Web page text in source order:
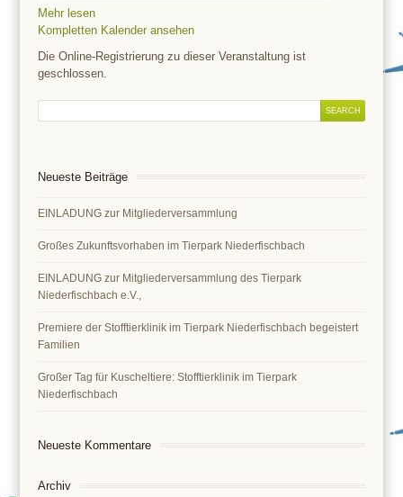
Mehr lesen
Kompletten Kalender ansehen
Die Online-Registrierung zu dieser Veranstaltung ist
geschlossen.
Neueste Beiträge
EINLADUNG zur Mitgliederversammlung
Großes Zukunftsvorhaben im Tierpark Niederfischbach
EINLADUNG zur Mitgliederversammlung des Tierpark
Niederfischbach e.V.,
Premiere der Stofftierklinik im Tierpark Niederfischbach begeistert
Familien
Großer Tag für Kuscheltiere: Stofftierklinik im Tierpark
Niederfischbach
Neueste Kommentare
Archiv